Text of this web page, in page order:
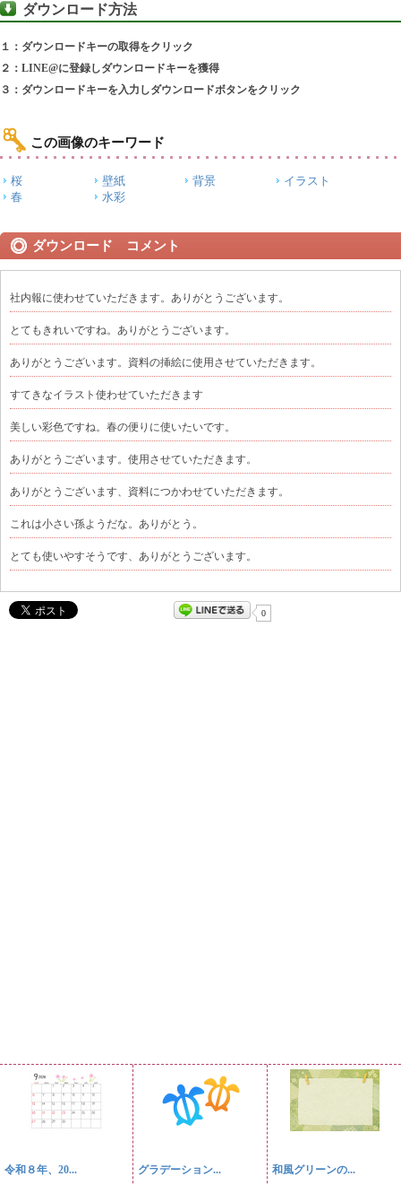
ダウンロード方法
１：ダウンロードキーの取得をクリック
２：LINE@に登録しダウンロードキーを獲得
３：ダウンロードキーを入力しダウンロードボタンをクリック
この画像のキーワード
桜 壁紙 背景
イラスト
春
水彩
ダウンロード コメント
社内報に使わせていただきます。ありがとうございます。
とてもきれいですね。ありがとうございます。
ありがとうございます。資料の挿絵に使用させていただきます。
すてきなイラスト使わせていただきます
美しい彩色ですね。春の便りに使いたいです。
ありがとうございます。使用させていただきます。
ありがとうございます、資料につかわせていただきます。
これは小さい孫ようだな。ありがとう。
とても使いやすそうです、ありがとうございます。
0
令和８年、20... グラデーション... 和風グリーンの...